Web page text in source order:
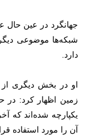
جهانگرد در عین حال
شبکه‌ها موضوعی
دارد.
او در بخش دیگری
زمین اظهار کرد: در
یکپارچه‌ شده‌اند که
آن را مورد استفاده